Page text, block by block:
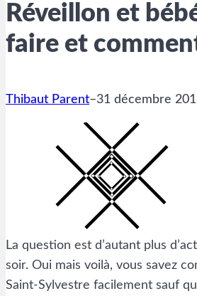
Réveillon et
faire et
Thibaut Parent–31 décembre
La question est d’autant plus
soir. Oui mais voilà, vous savez
Saint-Sylvestre facilement sauf